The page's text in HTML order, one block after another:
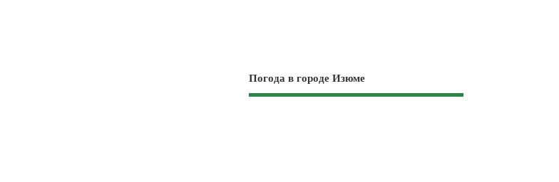
Погода в городе Изюме